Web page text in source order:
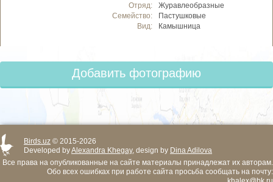
Отряд:
Журавлеобразные
Семейство:
Пастушковые
Вид:
Камышница
Добавить фотографию
Birds.uz © 2015-2026
Developed byAlexandra Khegay, design by Dina Adilova
Все права на опубликованные на сайте материалы принадлежат их авторам.
Обо всех ошибках при работе сайта просьба сообщать на почту: